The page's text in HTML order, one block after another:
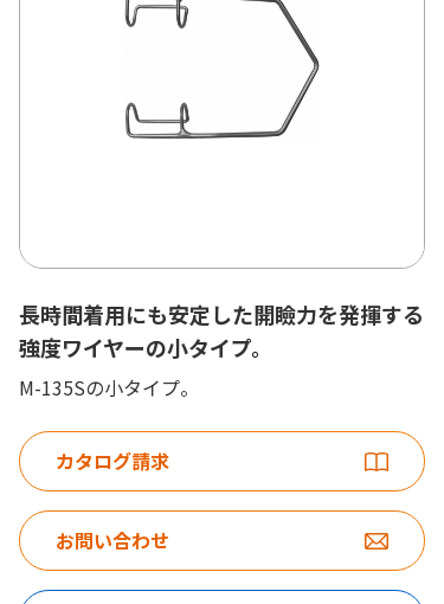
長時間着用にも安定した開瞼力を発揮する
強度ワイヤーの小タイプ。
M-135Sの小タイプ。
カタログ請求
お問い合わせ